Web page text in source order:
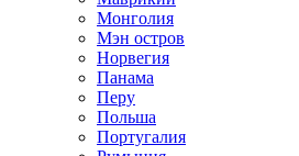
Монголия
Мэн остров
Норвегия
Панама
Перу
Польша
Португалия